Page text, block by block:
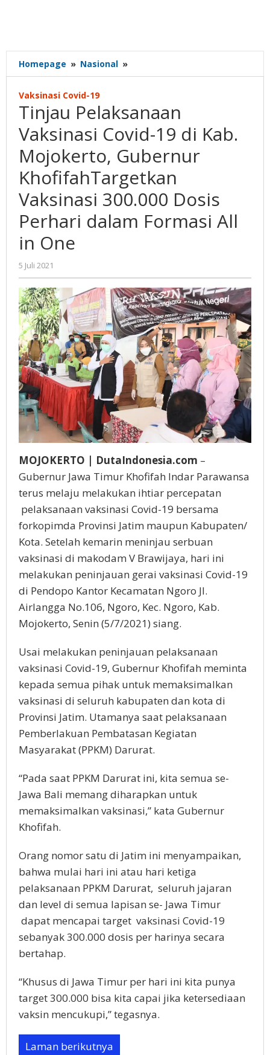
Homepage » Nasional »
Pelaksanaan
19
di
Kab.
Mojokerto,
Gubernur
KhofifahTargetkan
300.000
Dosis
Perhari
in
One
Vaksinasi Covid-19
Tinjau Pelaksanaan
Vaksinasi Covid-19 di Kab.
Mojokerto, Gubernur
KhofifahTargetkan
Vaksinasi 300.000 Dosis
Perhari dalam Formasi All
in One
5 Juli 2021
Gatot
Susanto
MOJOKERTO | DutaIndonesia.com –
Gubernur Jawa Timur Khofifah Indar Parawansa
terus melaju melakukan ihtiar percepatan
pelaksanaan vaksinasi Covid-19 bersama
forkopimda Provinsi Jatim maupun Kabupaten/
Kota. Setelah kemarin meninjau serbuan
vaksinasi di makodam V Brawijaya, hari ini
melakukan peninjauan gerai vaksinasi Covid-19
di Pendopo Kantor Kecamatan Ngoro Jl.
Airlangga No.106, Ngoro, Kec. Ngoro, Kab.
Mojokerto, Senin (5/7/2021) siang.
Usai melakukan peninjauan pelaksanaan
vaksinasi Covid-19, Gubernur Khofifah meminta
kepada semua pihak untuk memaksimalkan
vaksinasi di seluruh kabupaten dan kota di
Provinsi Jatim. Utamanya saat pelaksanaan
Pemberlakuan Pembatasan Kegiatan
Masyarakat (PPKM) Darurat.
“Pada saat PPKM Darurat ini, kita semua se-
Jawa Bali memang diharapkan untuk
memaksimalkan vaksinasi,” kata Gubernur
Khofifah.
Orang nomor satu di Jatim ini menyampaikan,
bahwa mulai hari ini atau hari ketiga
pelaksanaan PPKM Darurat, seluruh jajaran
dan level di semua lapisan se- Jawa Timur
dapat mencapai target vaksinasi Covid-19
sebanyak 300.000 dosis per harinya secara
bertahap.
“Khusus di Jawa Timur per hari ini kita punya
target 300.000 bisa kita capai jika ketersediaan
vaksin mencukupi,” tegasnya.
Laman berikutnya